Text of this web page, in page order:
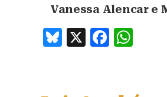
Vanessa Alencar e
B
X
F